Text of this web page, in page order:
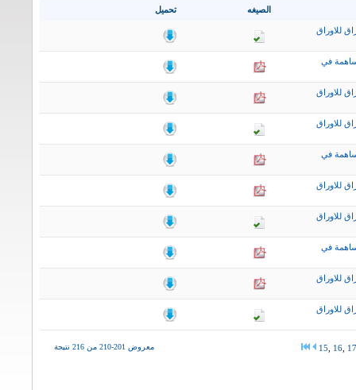
تحميل الصيغه
للاوراق
في
للاوراق
للاوراق
في
للاوراق
للاوراق
في
للاوراق
للاوراق
معروض 201-210 من 216 نتيجة 15 16 17